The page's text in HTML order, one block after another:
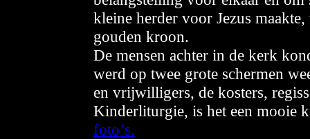
kleine herder voor Jezus
gouden kroon.
De mensen achter in de kerk
werd op twee grote schermen
en vrijwilligers, de kosters,
Kinderliturgie, is het een mooie
foto’s.